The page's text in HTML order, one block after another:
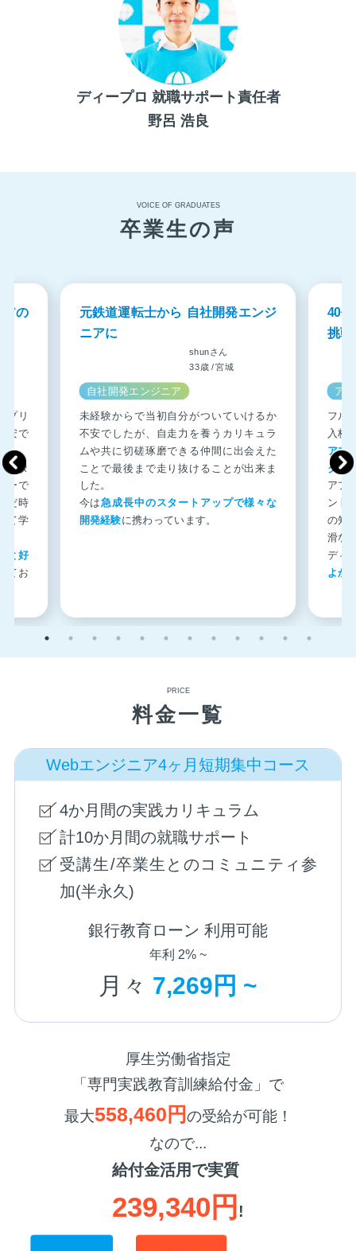
ディープロ 就職サポート責任者
野呂 浩良
VOICE OF GRADUATES
卒業生の声
アの
プリ
安で
ンタ
ーで
だ時
て学
と好
てお
元鉄道運転士から 自社開発エンジ
ニアに
shunさん
33歳 / 宮城
自社開発エンジニア
未経験からで当初自分がついていけるか
不安でしたが、自走力を養うカリキュラ
ムや共に切磋琢磨できる仲間に出会えた
ことで最後まで走り抜けることが出来ま
した。
今は急成長中のスタートアップで様々な
開発経験に携わっています。
40
挑戦
ア
フル
入校
アプ
クワ
アプ
ント
の知
滑な
ディ
よか
PRICE
料金一覧
Webエンジニア4ヶ月短期集中コース
4か月間の実践カリキュラム
計10か月間の就職サポート
受講生/卒業生とのコミュニティ参
加(半永久)
銀行教育ローン 利用可能
年利 2% ~
月々 7,269円 ~
厚生労働省指定
「専門実践教育訓練給付金」で
最大558,460円の受給が可能！
なので...
給付金活用で実質
239,340円 !